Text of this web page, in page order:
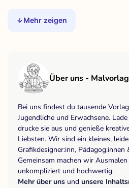
Mehr zeigen
Über uns -
Bei uns findest du tausende
Jugendliche und Erwachsene.
drucke sie aus und genieße
Liebsten. Wir sind ein kleines,
Grafikdesigner:inn,
Gemeinsam machen wir
unkompliziert und hochwertig.
Mehr über uns und unsere